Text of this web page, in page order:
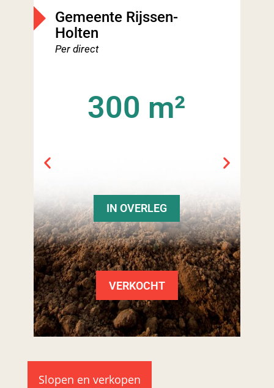
Gemeente Rijssen-
Holten
Per direct
300 m²
IN OVERLEG
VERKOCHT
Slopen en verkopen